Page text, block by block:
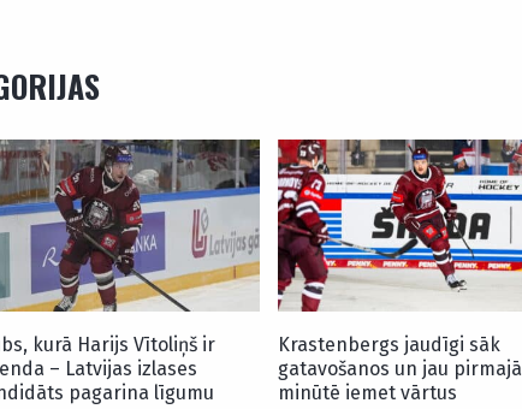
kurā Harijs Vītoliņš ir
– Latvijas izlases
pagarina līgumu
Krastenbergs jaudīgi sāk
gatavošanos un jau pirmajā
minūtē iemet vārtus